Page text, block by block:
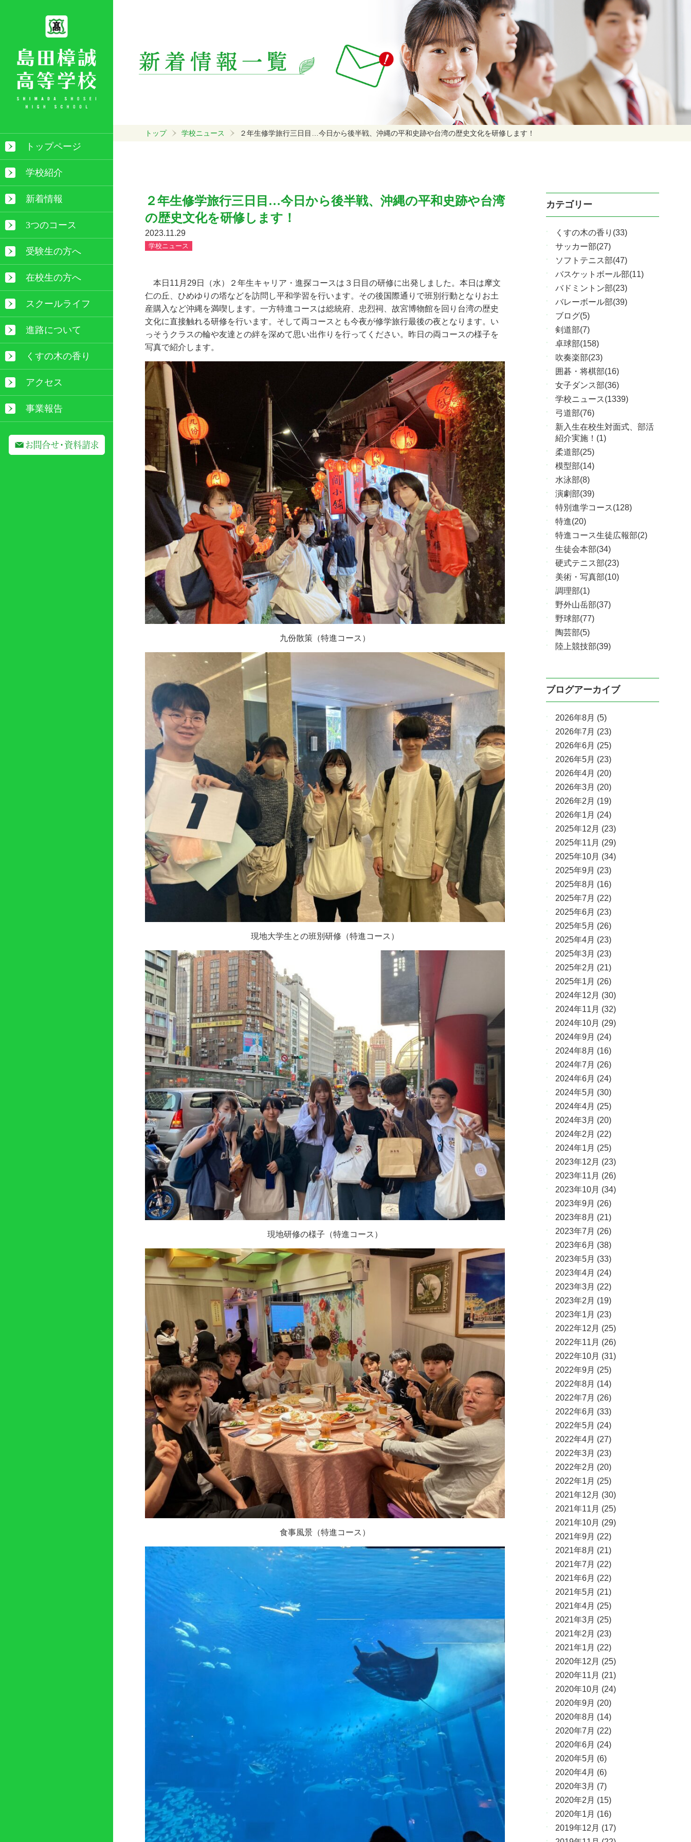
トップページ
学校紹介
新着情報
3つのコース
受験生の方へ
在校生の方へ
スクールライフ
進路について
くすの木の香り
アクセス
事業報告
トップ 学校ニュース ２年生修学旅行三日目…今日から後半戦、沖縄の平和史跡や台湾の歴史文化を研修します！
２年生修学旅行三日目…今日から後半戦、沖縄の平和史跡や台湾
の歴史文化を研修します！
2023.11.29
学校ニュース
本日 11 月 29日（水）２年生キャリア・進探コースは３日目の研修に出発しました。本日は摩文
仁の丘、ひめゆりの塔などを訪問し平和学習を行います。その後国際通りで班別行動となりお土
産購入など沖縄を満喫します。一方特進コースは総統府、忠烈祠、故宮博物館を回り台湾の歴史
文化に直接触れる研修を行います。そして両コースとも今夜が修学旅行最後の夜となります。い
っそうクラスの輪や友達との絆を深めて思い出作りを行ってください。昨日の両コースの様子を
写真で紹介します。
九份散策（特進コース）
現地大学生との班別研修（特進コース）
現地研修の様子（特進コース）
食事風景（特進コース）
カテゴリー
くすの木の香り(33)
サッカー部(27)
ソフトテニス部(47)
バスケットボール部(11)
バドミントン部(23)
バレーボール部(39)
ブログ(5)
剣道部(7)
卓球部(158)
吹奏楽部(23)
囲碁・将棋部(16)
女子ダンス部(36)
学校ニュース(1339)
弓道部(76)
新入生在校生対面式、部活
紹介実施！(1)
柔道部(25)
模型部(14)
水泳部(8)
演劇部(39)
特別進学コース(128)
特進(20)
特進コース生徒広報部(2)
生徒会本部(34)
硬式テニス部(23)
美術・写真部(10)
調理部(1)
野外山岳部(37)
野球部(77)
陶芸部(5)
陸上競技部(39)
ブログアーカイブ
2026年8月 (5)
2026年7月 (23)
2026年6月 (25)
2026年5月 (23)
2026年4月 (20)
2026年3月 (20)
2026年2月 (19)
2026年1月 (24)
2025年12月 (23)
2025年11月 (29)
2025年10月 (34)
2025年9月 (23)
2025年8月 (16)
2025年7月 (22)
2025年6月 (23)
2025年5月 (26)
2025年4月 (23)
2025年3月 (23)
2025年2月 (21)
2025年1月 (26)
2024年12月 (30)
2024年11月 (32)
2024年10月 (29)
2024年9月 (24)
2024年8月 (16)
2024年7月 (26)
2024年6月 (24)
2024年5月 (30)
2024年4月 (25)
2024年3月 (20)
2024年2月 (22)
2024年1月 (25)
2023年12月 (23)
2023年11月 (26)
2023年10月 (34)
2023年9月 (26)
2023年8月 (21)
2023年7月 (26)
2023年6月 (38)
2023年5月 (33)
2023年4月 (24)
2023年3月 (22)
2023年2月 (19)
2023年1月 (23)
2022年12月 (25)
2022年11月 (26)
2022年10月 (31)
2022年9月 (25)
2022年8月 (14)
2022年7月 (26)
2022年6月 (33)
2022年5月 (24)
2022年4月 (27)
2022年3月 (23)
2022年2月 (20)
2022年1月 (25)
2021年12月 (30)
2021年11月 (25)
2021年10月 (29)
2021年9月 (22)
2021年8月 (21)
2021年7月 (22)
2021年6月 (22)
2021年5月 (21)
2021年4月 (25)
2021年3月 (25)
2021年2月 (23)
2021年1月 (22)
2020年12月 (25)
2020年11月 (21)
2020年10月 (24)
2020年9月 (20)
2020年8月 (14)
2020年7月 (22)
2020年6月 (24)
2020年5月 (6)
2020年4月 (6)
2020年3月 (7)
2020年2月 (15)
2020年1月 (16)
2019年12月 (17)